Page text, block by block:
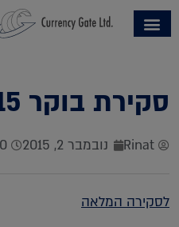
סקירת בוקר 2.11.2015
Rinat נובמבר 2, 2015
לסקירה המלאה